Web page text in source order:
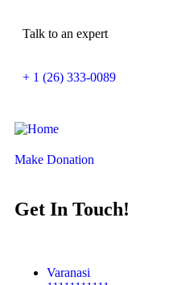
Talk to an expert
+ 1 (26) 333-0089
Make Donation
Get In Touch!
Varanasi